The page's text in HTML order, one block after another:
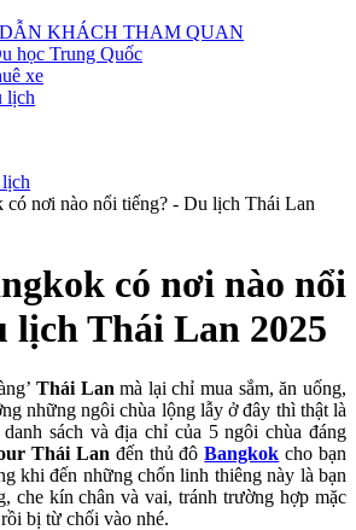
KHÁCH THAM QUAN
học Trung Quốc
xe
lịch
có nơi nào nổi tiếng? - Du lịch Thái Lan
có nơi nào nổi
lịch Thái Lan 2025
Thái Lan mà lại chỉ mua sắm, ăn uống,
những ngôi chùa lộng lẫy ở đây thì thật là
sách và địa chỉ của 5 ngôi chùa đáng
Thái Lan đến thủ đôBangkok cho bạn
khi đến những chốn linh thiêng này là bạn
che kín chân và vai, tránh trường hợp mặc
bị từ chối vào nhé.